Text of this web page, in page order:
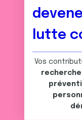
lutte
Vos
recherche